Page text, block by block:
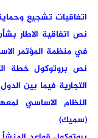
اتفاقيات تشجيع
نص اتفاقية الاطار
في منظمة المؤتمر
نص بروتوكول خطة
التجارية فيما بين
النظام الاساسي
(سميك)